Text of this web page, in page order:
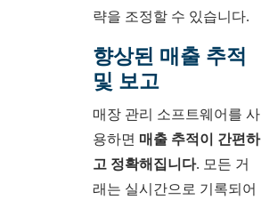
략을 조정할 수 있습니다.
향상된 매출 추적
및 보고
매장 관리 소프트웨어를 사
용하면 매출 추적이 간편하
고 정확해집니다. 모든 거
래는 실시간으로 기록되어